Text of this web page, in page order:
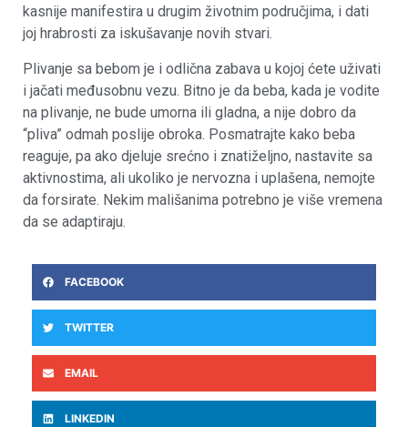
kasnije manifestira u drugim životnim područjima, i dati
joj hrabrosti za iskušavanje novih stvari.
Plivanje sa bebom je i odlična zabava u kojoj ćete uživati
i jačati međusobnu vezu. Bitno je da beba, kada je vodite
na plivanje, ne bude umorna ili gladna, a nije dobro da
“pliva” odmah poslije obroka. Posmatrajte kako beba
reaguje, pa ako djeluje srećno i znatiželjno, nastavite sa
aktivnostima, ali ukoliko je nervozna i uplašena, nemojte
da forsirate. Nekim mališanima potrebno je više vremena
da se adaptiraju.
FACEBOOK
TWITTER
EMAIL
LINKEDIN